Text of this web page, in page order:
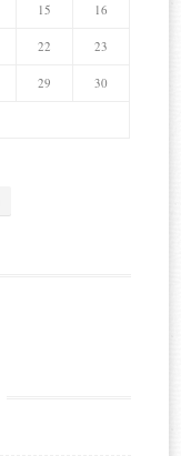
15 16
22 23
29 30